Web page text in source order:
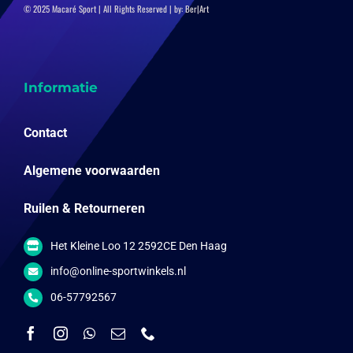
© 2025 Macaré Sport | All Rights Reserved | by:Ber|Art
Informatie
Contact
Algemene voorwaarden
Ruilen & Retourneren
Het Kleine Loo 12 2592CE Den Haag
info@online-sportwinkels.nl
06-57792567